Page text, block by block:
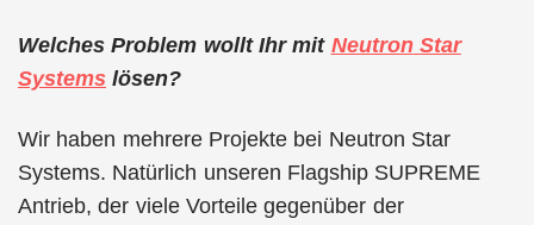
Welches Problem wollt Ihr mit Neutron Star
Systems lösen?
Wir haben mehrere Projekte bei Neutron Star
Systems. Natürlich unseren Flagship SUPREME
Antrieb, der viele Vorteile gegenüber der